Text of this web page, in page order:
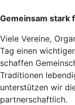
Gemeinsam stark
Viele Vereine,
Tag einen
schaffen
Traditionen
unterstützen wir
partnerschaftlich.